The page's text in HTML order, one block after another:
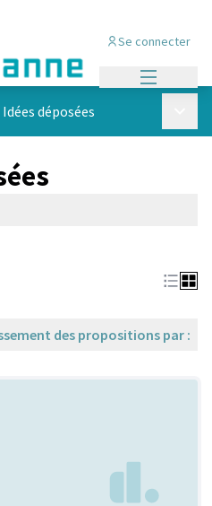
Se connecter
déposées
des propositions par :